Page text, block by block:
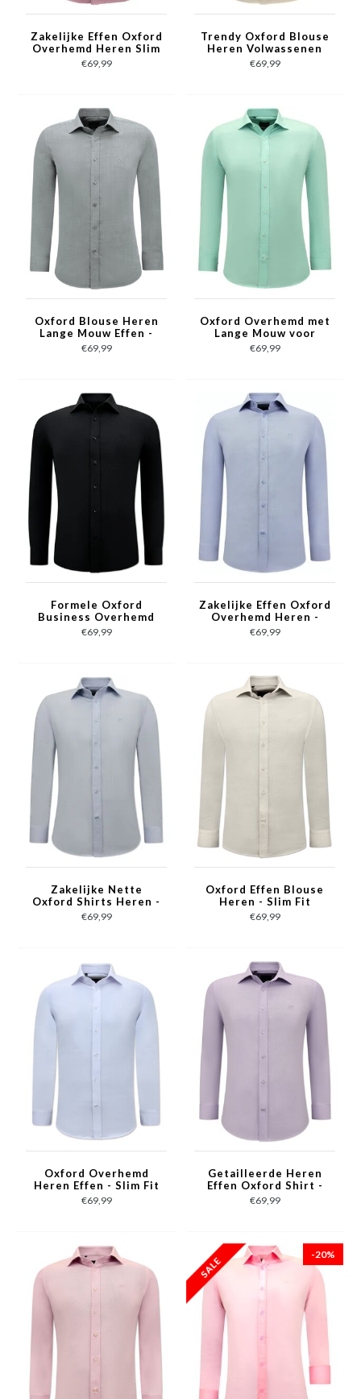
Zakelijke Effen Oxford
Overhemd Heren Slim
fit - Fuchsia
€69,99
Trendy Oxford Blouse
Heren Volwassenen
Slim Fit - Licht Bruin
€69,99
Oxford Blouse Heren
Lange Mouw Effen -
Grijs
€69,99
Oxford Overhemd met
Lange Mouw voor
Heren - Groen
€69,99
Formele Oxford
Business Overhemd
Heren -Slim Fit
Stretch - Zwart
€69,99
Zakelijke Effen Oxford
Overhemd Heren -
Slim Fit Stretch-
Blauw
€69,99
Zakelijke Nette
Oxford Shirts Heren -
Slim Fit Stretch -
Licht Blauw
€69,99
Oxford Effen Blouse
Heren - Slim Fit
Stretch - Beige
€69,99
Oxford Overhemd
Heren Effen - Slim Fit
Stretch - Wit
€69,99
Getailleerde Heren
Effen Oxford Shirt -
Slim Fit Stretch -
Paars
€69,99
-20%